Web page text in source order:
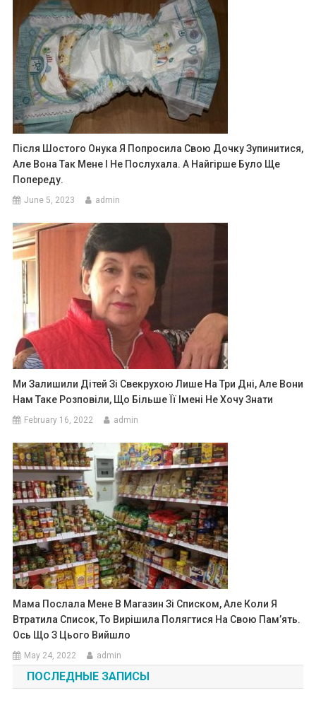
Після Шостого Онука Я Попросила Свою Дочку Зупинитися,
Але Вона Так Мене І Не Послухала. А Найгірше Було Ще
Попереду.
June 5, 2023 admin
Ми Залишили Дітей Зі Свекрухою Лише На Три Дні, Але Вони
Нам Таке Розповіли, Що Більше Її Імені Не Хочу Знати
February 16, 2022 admin
Мама Послала Мене В Магазин Зі Списком, Але Коли Я
Втратила Список, То Вирішила Полягтися На Свою Пам’ять.
Ось Що З Цього Вийшло
May 24, 2022 admin
ПОСЛЕДНЫЕ ЗАПИСЫ